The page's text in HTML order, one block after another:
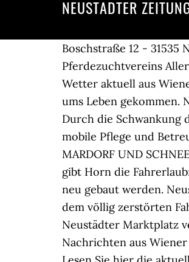
NEUSTÄDTER
Boschstraße 12 - 31535 Neustadt am Rübenberge - Telefon: 0 50 32 / 95 51 23 - Telefax: 0 50 32 / 12 21 Der Vorsitzende des Pferdezuchtvereins Aller-Leine, Jürgen Rump, resümiert 2020 als ungewöhnliches Jahr mit vielen Erfolgen – auch im Verkauf. Plus: Wetter aktuell aus Wiener Neustadt. In der Nacht zum Montag ist ein 58-jähriger Mann im Neustädter Hafen ins Wasser gestürzt und ums Leben gekommen. Neustädter Zeitung - Verlagsgesellschaft und Druckerei GmbH & Co. KG. Neustädter Zeitung Today at 7:25 AM Durch die Schwankung der Zahlen über die Feiertage wird nicht klar, ... wann genau sie gemeldet wurden, doch im â¦ Was kostet mobile Pflege und Betreuung 2021? Gleichzeitig beschreibt er eine düstere Zukunft für das Vereinsleben. VOLLSPERRUNG ZWISCHEN MARDORF UND SCHNEEREN Nach einem Unfall ist die L 360 zwischen beiden Dörfern bis auf Weiteres voll gesperrt. Mit 86 Jahren gibt Horn die Fahrerlaubnis ab und das Auto an seinen Enkel weiter. Auf dem ehemaligen Kubaldgelände in Neustadt-Poggenhagen soll neu gebaut werden. Neustadt - Unfall auf der A 1: 26-Jährige gerät mit ihrem Seat unter Lkw Die Autofahrerin konnte sich selbst aus dem völlig zerstörten Fahrzeug befreien, sie erlitt leichte Verletzungen. Eine 35-Jährige ist am Montagmittag bei einem Unfall auf dem Neustädter Marktplatz verletzt worden. Neustädter Zeitung - Verlagsgesellschaft und Druckerei GmbH & Co. KG. Aktuelle Nachrichten aus Wiener Neustadt und dem Bezirk Wiener Neustadt. Lokalnachrichten aus Wiener Neustadt und für Wiener Neustadt: Lesen Sie hier die aktuellsten News und neuesten Reportagen aus Ihrem Bezirk. Bislang gibt es â¦ Bei mehreren Verkehrskontrollen hat die Polizei Neustadt mehrere Tempoverstöße registriert. Eine Autofahrerin fuhr in der Ortschaft 36 Stundenkilometer mehr als erlaubt. Sie kooperiert dabei mit der VHS Delmenhorst und erweitert so ihr Angebot.